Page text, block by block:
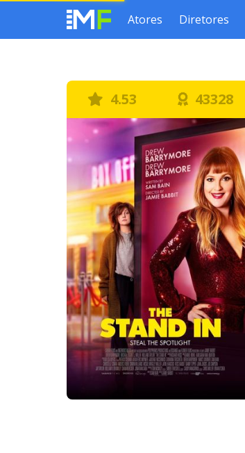
Atores Diretores
4.53 43328